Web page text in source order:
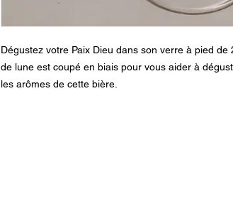
Dégustez votre Paix Dieu dans son verre à pied
de lune est coupé en biais pour vous aider à
les arômes de cette bière.